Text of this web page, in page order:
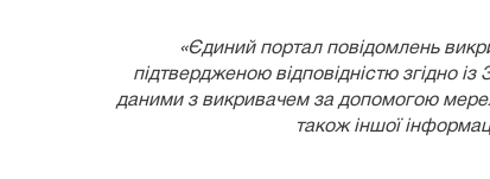
«Єдиний портал повідомлень
підтвердженою відповідністю згідно із
даними з викривачем за допомогою
також іншої